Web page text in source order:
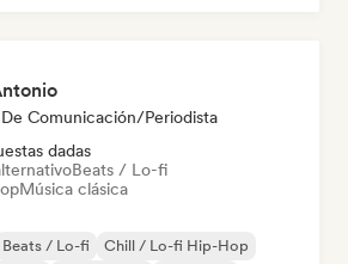
Comunicación/Periodista
dadas
Beats / Lo-fi
Música clásica
Beats / Lo-fi
Chill / Lo-fi Hip-Hop